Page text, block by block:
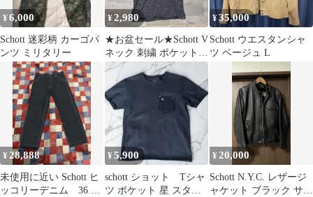
¥6,000
Schott 迷彩柄 カーゴパ
ンツ ミリタリー
¥2,980
★お盆セール★Schott V
ネック 刺繍 ポケットT
シャツ グレー S
¥35,000
Schott ウエスタンシャ
ツ ベージュ L
¥ 28,888
未使用に近い Schott ヒ
ッコリーデニム 36 ブ
¥5,900
schott ショット Tシャ
ツ ポケット 星 スタッ
¥ 20,000
Schott N.Y.C. レザージ
ャケット ブラック サイ